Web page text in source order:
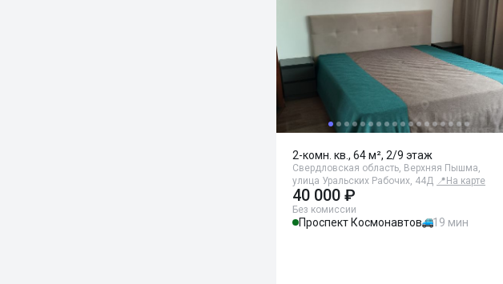
2-комн. кв., 64 м², 2/9 этаж
Свердловская область, Верхняя Пышма,
улица Уральских Рабочих, 44Д 📍 На карте
40 000 ₽
Без комиссии
Проспект Космонавтов 19 мин